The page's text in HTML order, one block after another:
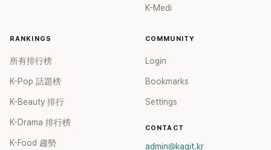
K-Medi
RANKINGS
所有排行榜
K-Pop 話題榜
K-Beauty 排行
K-Drama 排行榜
K-Food 趨勢
COMMUNITY
Login
Bookmarks
Settings
CONTACT
admin@kagit.kr